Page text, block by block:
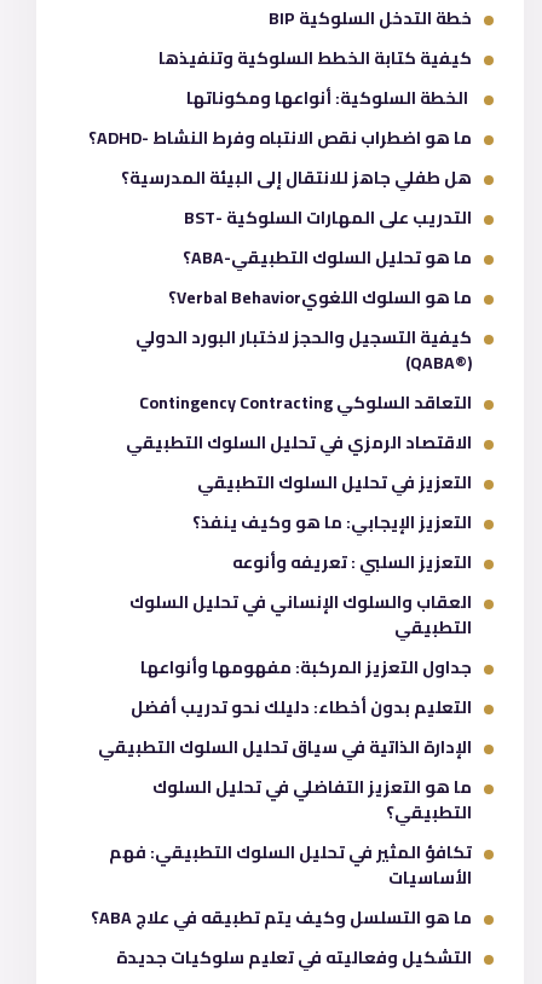
خطة التدخل السلوكية BIP
كيفية كتابة الخطط السلوكية وتنفيذها
الخطة السلوكية: أنواعها ومكوناتها
ما هو اضطراب نقص الانتباه وفرط النشاط -ADHD؟
هل طفلي جاهز للانتقال إلى البيئة المدرسية؟
التدريب على المهارات السلوكية -BST
ما هو تحليل السلوك التطبيقي-ABA؟
ما هو السلوك اللغويVerbal Behavior؟
كيفية التسجيل والحجز لاختبار البورد الدولي
(®QABA)
التعاقد السلوكي Contingency Contracting
الاقتصاد الرمزي في تحليل السلوك التطبيقي
التعزيز في تحليل السلوك التطبيقي
التعزيز الإيجابي: ما هو وكيف ينفذ؟
التعزيز السلبي : تعريفه وأنوعه
العقاب والسلوك الإنساني في تحليل السلوك
التطبيقي
جداول التعزيز المركبة: مفهومها وأنواعها
التعليم بدون أخطاء: دليلك نحو تدريب أفضل
الإدارة الذاتية في سياق تحليل السلوك التطبيقي
ما هو التعزيز التفاضلي في تحليل السلوك
التطبيقي؟
تكافؤ المثير في تحليل السلوك التطبيقي: فهم
الأساسيات
ما هو التسلسل وكيف يتم تطبيقه في علاج ABA؟
التشكيل وفعاليته في تعليم سلوكيات جديدة